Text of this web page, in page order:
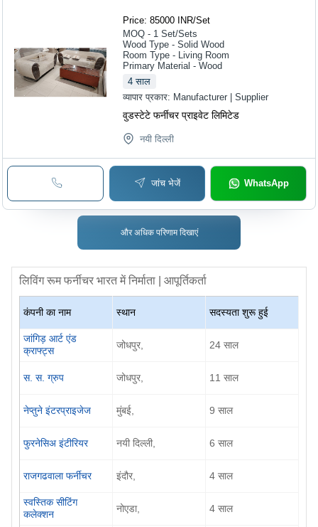
Price: 85000 INR/Set
MOQ - 1 Set/Sets
Wood Type - Solid Wood
Room Type - Living Room
Primary Material - Wood
4 साल
व्यापार प्रकार: Manufacturer | Supplier
वुडस्टेटे फर्नीचर प्राइवेट लिमिटेड
नयी दिल्ली
जांच भेजें WhatsApp
और अधिक परिणाम दिखाएं
लिविंग रूम फर्नीचर भारत में निर्माता | आपूर्तिकर्ता
कंपनी का नाम स्थान सदस्यता शुरू हुई
जांगिड़ आर्ट एंड
क्राफ्ट्स
जोधपुर, 24 साल
स. स. ग्रुप जोधपुर, 11 साल
नेप्तुने इंटरप्राइजेज मुंबई, 9 साल
फुरनेसिअ इंटीरियर नयी दिल्ली, 6 साल
राजगढवाला फर्नीचर इंदौर, 4 साल
स्वस्तिक सीटिंग
कलेक्शन
नोएडा, 4 साल